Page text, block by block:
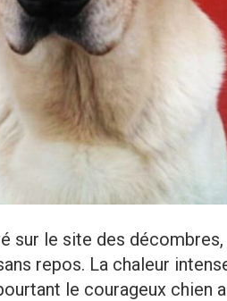
sur le site des
repos. La chaleur
le courageux chien